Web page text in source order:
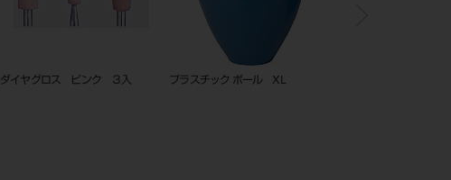
ダイヤグロス ピンク ３入 プラスチック ボール XL